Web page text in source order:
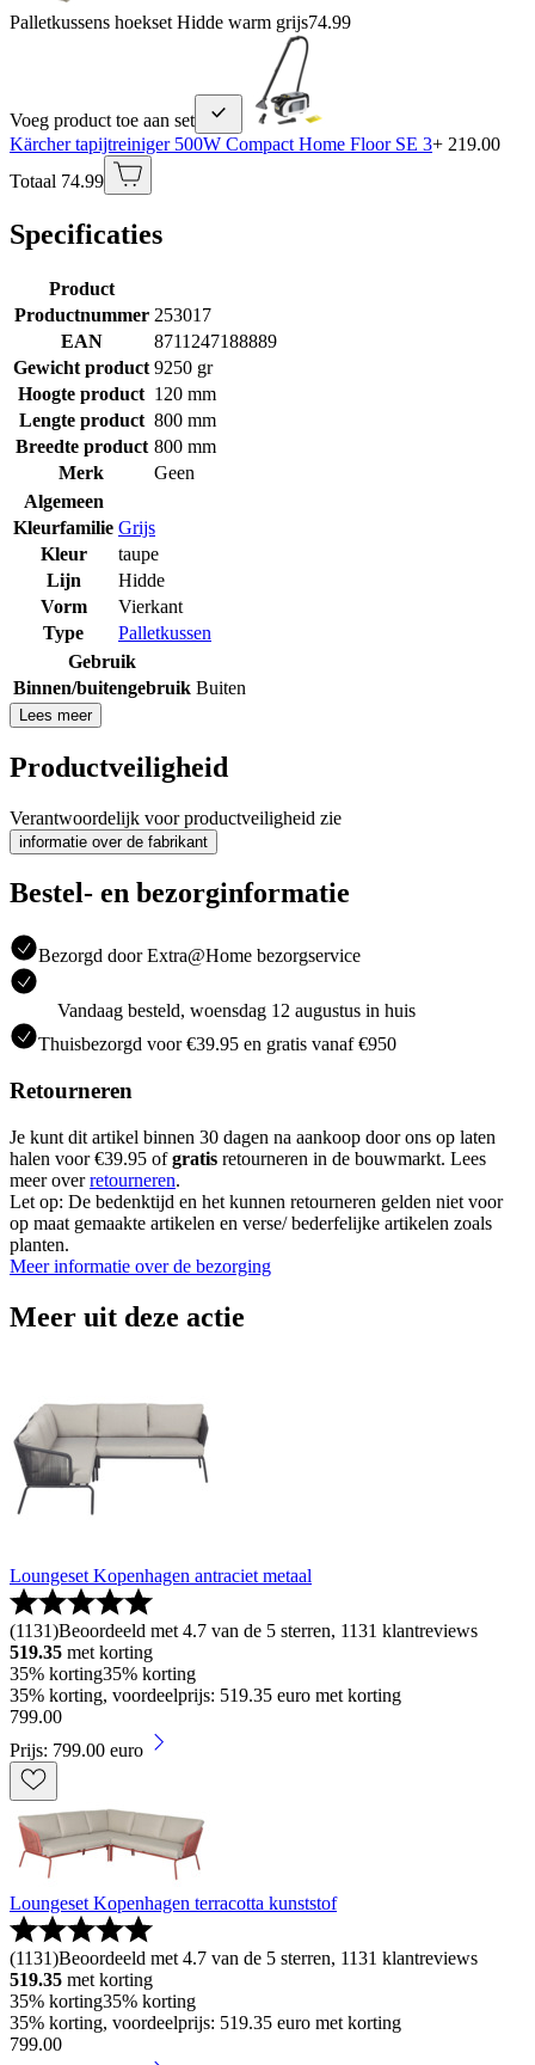
Palletkussens hoekset Hidde warm grijs74.99
Voeg product toe aan set
Kärcher tapijtreiniger 500W Compact Home Floor SE 3+ 219.00
Totaal 74.99
Specificaties
Product
Productnummer 253017
EAN
8711247188889
Gewicht product 9250 gr
Hoogte product 120 mm
Lengte product 800 mm
Breedte product 800 mm
Merk
Geen
Algemeen
Kleurfamilie Grijs
Kleur
taupe
Lijn
Hidde
Vorm
Vierkant
Type
Palletkussen
Gebruik
Binnen/buitengebruik Buiten
Lees meer
Productveiligheid
Verantwoordelijk voor productveiligheid zie
informatie over de fabrikant
Bestel- en bezorginformatie
Bezorgd door Extra@Home bezorgservice
Vandaag besteld, woensdag 12 augustus in huis
Thuisbezorgd voor €39.95 en gratis vanaf €950
Retourneren
Je kunt dit artikel binnen 30 dagen na aankoop door ons op laten
halen voor €39.95 ofgratis retourneren in de bouwmarkt. Lees
meer overretourneren.
Let op: De bedenktijd en het kunnen retourneren gelden niet voor
op maat gemaakte artikelen en verse/ bederfelijke artikelen zoals
planten.
Meer informatie over de bezorging
Meer uit deze actie
Loungeset Kopenhagen antraciet metaal
(1131)Beoordeeld met 4.7 van de 5 sterren, 1131 klantreviews
519.35 met korting
35% korting35% korting
35% korting, voordeelprijs: 519.35 euro met korting
799.00
Prijs: 799.00 euro
Loungeset Kopenhagen terracotta kunststof
(1131)Beoordeeld met 4.7 van de 5 sterren, 1131 klantreviews
519.35 met korting
35% korting35% korting
35% korting, voordeelprijs: 519.35 euro met korting
799.00